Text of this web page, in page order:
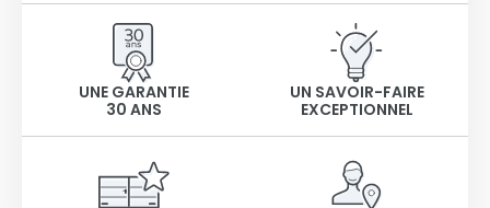
UNE GARANTIE
30 ANS
UN SAVOIR-FAIRE
EXCEPTIONNEL